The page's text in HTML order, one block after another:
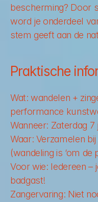
bescherming? Door
word je onderdeel
stem geeft aan de
Praktische
Wat: wandelen +
performance
Wanneer: Zaterdag 7
Waar: Verzamelen
(wandeling is ‘om de
Voor wie: Iedereen –
badgast!
Zangervaring: Niet